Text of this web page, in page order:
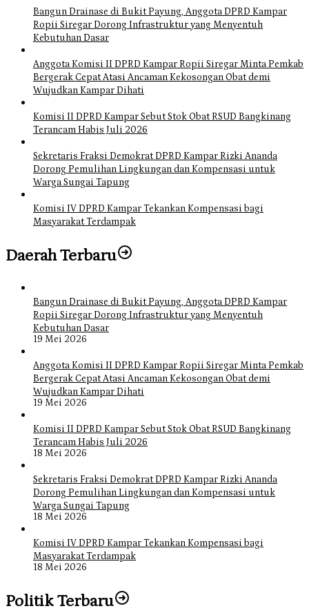
Bangun Drainase di Bukit Payung, Anggota DPRD Kampar
Ropii Siregar Dorong Infrastruktur yang Menyentuh
Kebutuhan Dasar
Anggota Komisi II DPRD Kampar Ropii Siregar Minta Pemkab
Bergerak Cepat Atasi Ancaman Kekosongan Obat demi
Wujudkan Kampar Dihati
Komisi II DPRD Kampar Sebut Stok Obat RSUD Bangkinang
Terancam Habis Juli 2026
Sekretaris Fraksi Demokrat DPRD Kampar Rizki Ananda
Dorong Pemulihan Lingkungan dan Kompensasi untuk
Warga Sungai Tapung
Komisi IV DPRD Kampar Tekankan Kompensasi bagi
Masyarakat Terdampak
Daerah Terbaru
Bangun Drainase di Bukit Payung, Anggota DPRD Kampar
Ropii Siregar Dorong Infrastruktur yang Menyentuh
Kebutuhan Dasar
19 Mei 2026
Anggota Komisi II DPRD Kampar Ropii Siregar Minta Pemkab
Bergerak Cepat Atasi Ancaman Kekosongan Obat demi
Wujudkan Kampar Dihati
19 Mei 2026
Komisi II DPRD Kampar Sebut Stok Obat RSUD Bangkinang
Terancam Habis Juli 2026
18 Mei 2026
Sekretaris Fraksi Demokrat DPRD Kampar Rizki Ananda
Dorong Pemulihan Lingkungan dan Kompensasi untuk
Warga Sungai Tapung
18 Mei 2026
Komisi IV DPRD Kampar Tekankan Kompensasi bagi
Masyarakat Terdampak
18 Mei 2026
Politik Terbaru